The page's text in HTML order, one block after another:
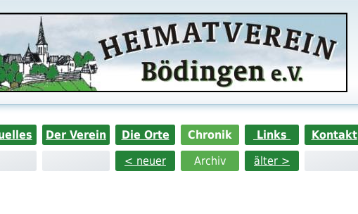
Der Verein Die Orte Chronik Links
Kontakt
< neuer
Archiv älter >